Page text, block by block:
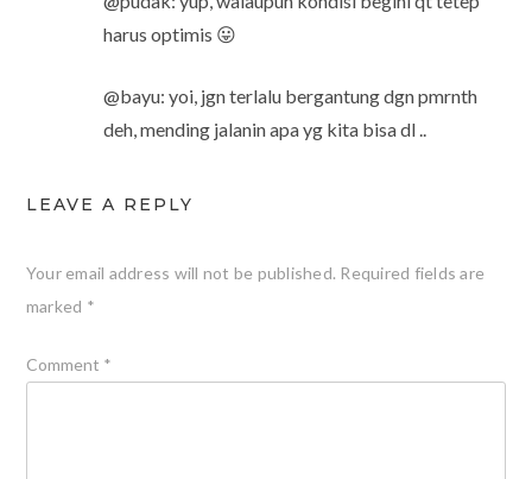
harus optimis 😛
@bayu: yoi, jgn terlalu bergantung dgn pmrnth
deh, mending jalanin apa yg kita bisa dl ..
LEAVE A REPLY
Your email address will not be published. Required fields are
marked *
Comment *